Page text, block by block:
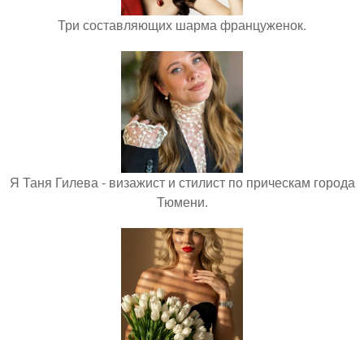
Три составляющих шарма француженок.
Я Таня Гилева - визажист и стилист по прическам города
Тюмени.